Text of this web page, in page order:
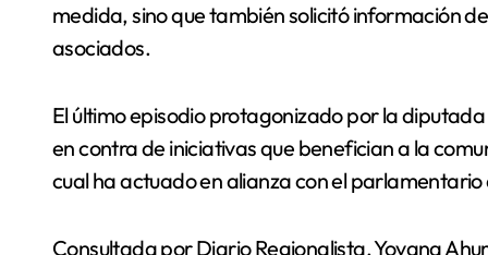
medida, sino que también solicitó información
asociados.
El último episodio protagonizado por la
en contra de iniciativas que benefician a la
cual ha actuado en alianza con el
Consultada por Diario Regionalista, Yovana